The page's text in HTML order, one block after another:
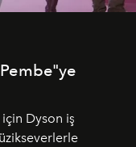
için Dyson iş